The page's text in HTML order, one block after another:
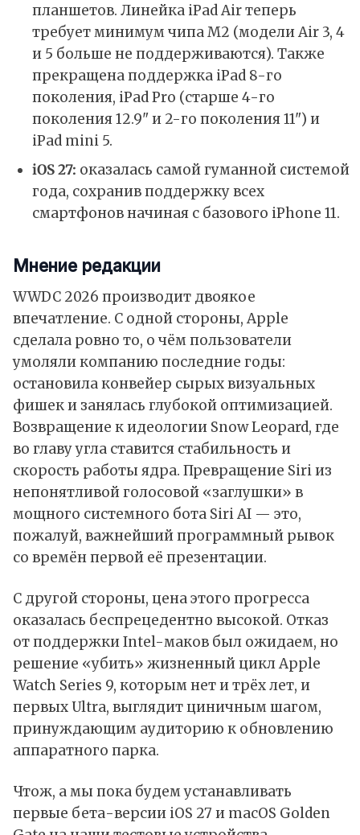
планшетов. Линейка iPad Air теперь
требует минимум чипа M2 (модели Air 3, 4
и 5 больше не поддерживаются). Также
прекращена поддержка iPad 8-го
поколения, iPad Pro (старше 4-го
поколения 12.9" и 2-го поколения 11") и
iPad mini 5.
iOS 27: оказалась самой гуманной системой
года, сохранив поддержку всех
смартфонов начиная с базового iPhone 11.
Мнение редакции
WWDC 2026 производит двоякое
впечатление. С одной стороны, Apple
сделала ровно то, о чём пользователи
умоляли компанию последние годы:
остановила конвейер сырых визуальных
фишек и занялась глубокой оптимизацией.
Возвращение к идеологии Snow Leopard, где
во главу угла ставится стабильность и
скорость работы ядра. Превращение Siri из
непонятливой голосовой «заглушки» в
мощного системного бота Siri AI — это,
пожалуй, важнейший программный рывок
со времён первой её презентации.
С другой стороны, цена этого прогресса
оказалась беспрецедентно высокой. Отказ
от поддержки Intel-маков был ожидаем, но
решение «убить» жизненный цикл Apple
Watch Series 9, которым нет и трёх лет, и
первых Ultra, выглядит циничным шагом,
принуждающим аудиторию к обновлению
аппаратного парка.
Чтож, а мы пока будем устанавливать
первые бета-версии iOS 27 и macOS Golden